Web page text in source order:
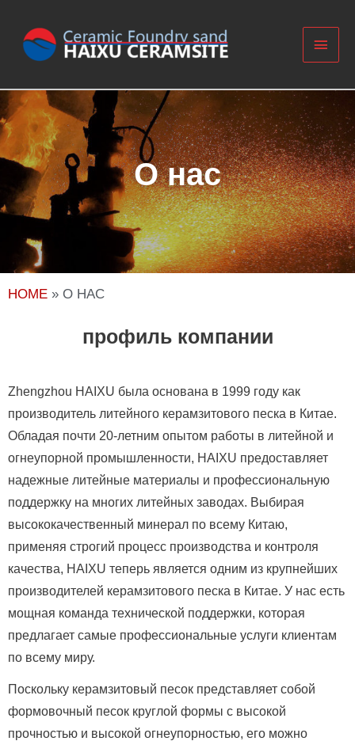
О нас
HOME » О НАС
профиль компании
Zhengzhou HAIXU была основана в 1999 году как
производитель литейного керамзитового песка в Китае.
Обладая почти 20-летним опытом работы в литейной и
огнеупорной промышленности, HAIXU предоставляет
надежные литейные материалы и профессиональную
поддержку на многих литейных заводах. Выбирая
высококачественный минерал по всему Китаю,
применяя строгий процесс производства и контроля
качества, HAIXU теперь является одним из крупнейших
производителей керамзитового песка в Китае. У нас есть
мощная команда технической поддержки, которая
предлагает самые профессиональные услуги клиентам
по всему миру.
Поскольку керамзитовый песок представляет собой
формовочный песок круглой формы с высокой
прочностью и высокой огнеупорностью, его можно